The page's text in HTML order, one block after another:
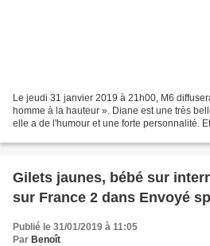
Le jeudi 31 janvier 2019 à 21h00, M6
homme à la hauteur ». Diane est une très
elle a de l'humour et une forte personnalité.
Gilets jaunes, bébé sur
sur France 2 dans Envoyé
Publié le 31/01/2019 à 11:05
Par Benoît